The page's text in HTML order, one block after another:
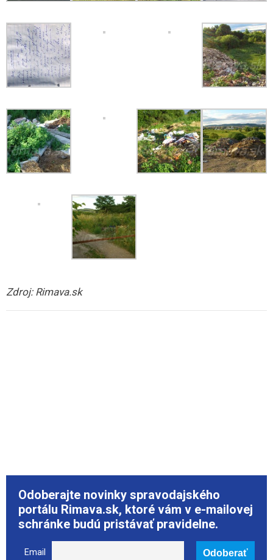
Zdroj: Rimava.sk
Odoberajte novinky spravodajského
portálu Rimava.sk, ktoré vám v e-mailovej
schránke budú pristávať pravidelne.
Email